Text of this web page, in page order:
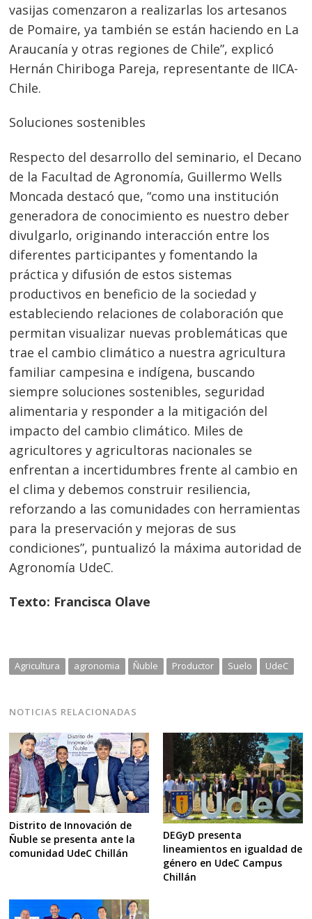
vasijas comenzaron a realizarlas los artesanos
de Pomaire, ya también se están haciendo en La
Araucanía y otras regiones de Chile”, explicó
Hernán Chiriboga Pareja, representante de IICA-
Chile.
Soluciones sostenibles
Respecto del desarrollo del seminario, el Decano
de la Facultad de Agronomía, Guillermo Wells
Moncada destacó que, “como una institución
generadora de conocimiento es nuestro deber
divulgarlo, originando interacción entre los
diferentes participantes y fomentando la
práctica y difusión de estos sistemas
productivos en beneficio de la sociedad y
estableciendo relaciones de colaboración que
permitan visualizar nuevas problemáticas que
trae el cambio climático a nuestra agricultura
familiar campesina e indígena, buscando
siempre soluciones sostenibles, seguridad
alimentaria y responder a la mitigación del
impacto del cambio climático. Miles de
agricultores y agricultoras nacionales se
enfrentan a incertidumbres frente al cambio en
el clima y debemos construir resiliencia,
reforzando a las comunidades con herramientas
para la preservación y mejoras de sus
condiciones”, puntualizó la máxima autoridad de
Agronomía UdeC.
Texto: Francisca Olave
Agricultura agronomia Ñuble Productor Suelo UdeC
NOTICIAS RELACIONADAS
Distrito de Innovación de
Ñuble se presenta ante la
comunidad UdeC Chillán
DEGyD presenta
lineamientos en igualdad de
género en UdeC Campus
Chillán
Navegación
de
entradas